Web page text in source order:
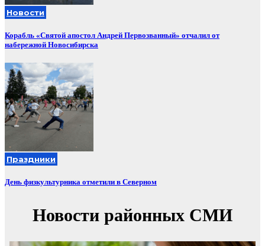
Новости
Корабль «Святой апостол Андрей Первозванный» отчалил от
набережной Новосибирска
Праздники
День физкультурника отметили в Северном